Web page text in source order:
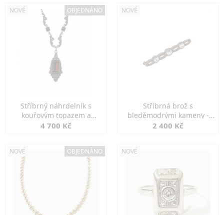
NOVÉ OBJEDNÁNO
Stříbrný náhrdelník s
kouřovým topazem a
markazity
4 700 Kč
NOVÉ
Stříbrná brož s
bleděmodrými kameny -
jemná elegance
2 400 Kč
NOVÉ OBJEDNÁNO NOVÉ